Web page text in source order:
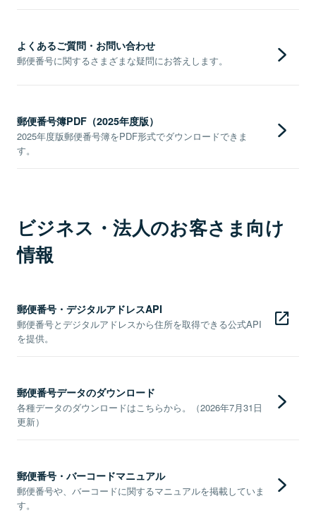
よくあるご質問・お問い合わせ
郵便番号に関するさまざまな疑問にお答えします。
郵便番号簿PDF（2025年度版）
2025年度版郵便番号簿をPDF形式でダウンロードできま
す。
ビジネス・法人のお客さま向け
情報
郵便番号・デジタルアドレスAPI
郵便番号とデジタルアドレスから住所を取得できる公式API
を提供。
郵便番号データのダウンロード
各種データのダウンロードはこちらから。（2026年7月31日
更新）
郵便番号・バーコードマニュアル
郵便番号や、バーコードに関するマニュアルを掲載していま
す。